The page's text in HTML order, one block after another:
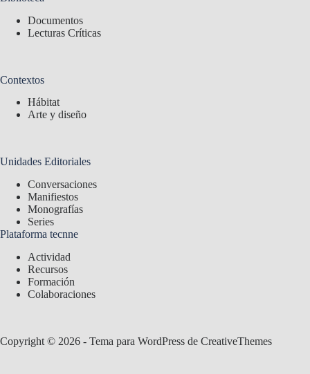
Documentos
Lecturas Críticas
Contextos
Hábitat
Arte y diseño
Unidades Editoriales
Conversaciones
Manifiestos
Monografías
Series
Plataforma tecnne
Actividad
Recursos
Formación
Colaboraciones
Copyright © 2026 - Tema para WordPress de CreativeThemes